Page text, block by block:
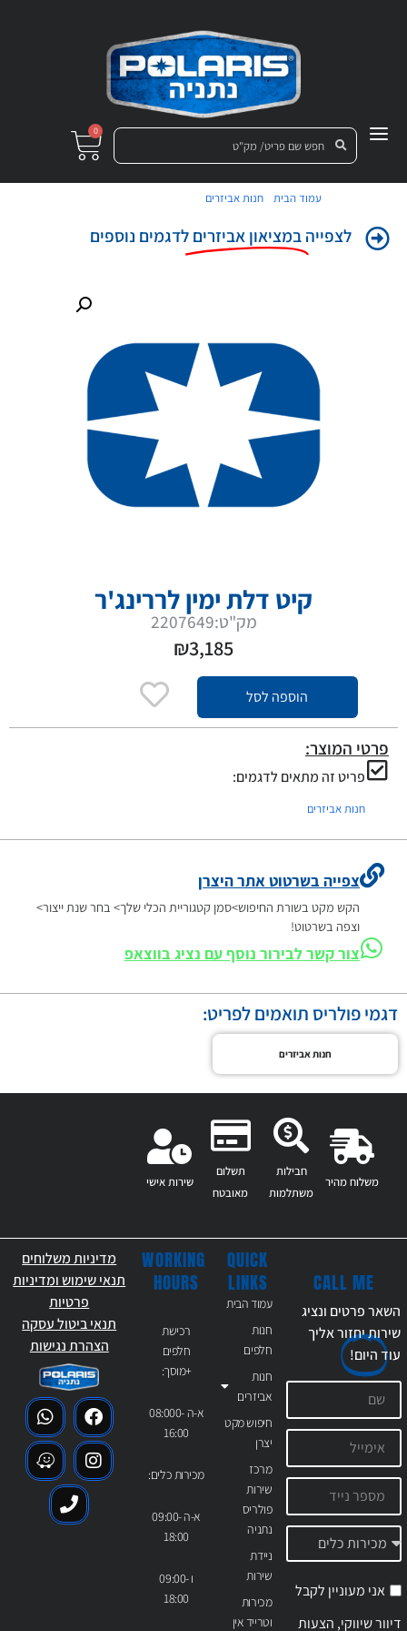
0
עמוד הבית /חנות אביזרים
לצפייהבמציאון אביזרים לדגמים נוספים
קיט דלת ימין לררינג'ר
מק"ט:2207649
₪3,185
הוספה לסל
פרטי המוצר:
פריט זה מתאים לדגמים:
חנות אביזרים
צפייה בשרטוט אתר היצרן
הקש מקט בשורת החיפוש>סמן קטגוריית הכלי שלך> בחר שנת ייצור>
וצפה בשרטוט!
צור קשר לבירור נוסף עם נציג בווצאפ
דגמי פולריס תואמים לפריט:
חנות אביזרים
משלוח מהיר
חבילות
משתלמות
תשלום
מאובטח
שירות אישי
QUICK
LINKS
עמוד הבית
חנות
חלפים
חנות
אביזרים
חיפוש מקט
יצרן
מרכז
שירות
פולריס
נתניה
ניידת
שירות
מכירות
וטרייד אין
WORKING
HOURS
רכישת
חלפים
+מוסך:
א-ה 08:000-
16:00
מכירות כלים:
א-ה 09:00-
18:00
ו 09:00-
18:00
CALL ME
השאר פרטים ונציג
שירות יחזור אליך
עודהיום!
אני מעוניין לקבל
דיוור שיווקי, הצעות
מדיניות משלוחים
תנאי שימוש ומדיניות
פרטיות
תנאי ביטול עסקה
הצהרת נגישות